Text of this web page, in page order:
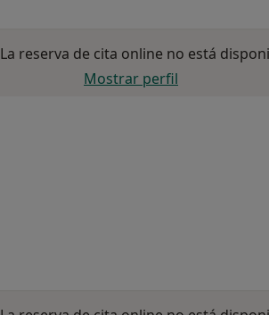
La reserva de cita online no está
Mostrar perfil